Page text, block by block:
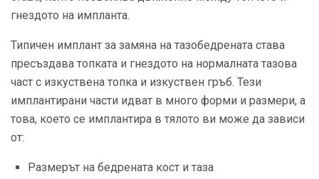
гнездото на импланта.
Типичен имплант за замяна на тазобедрената става
пресъздава топката и гнездото на нормалната тазова
част с изкуствена топка и изкуствен гръб. Тези
имплантирани части идват в много форми и размери, а
това, което се имплантира в тялото ви може да зависи
от:
Размерът на бедрената кост и таза